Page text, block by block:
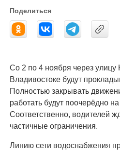
Поделиться
Со 2 по 4 ноября через улицу
Владивостоке будут
Полностью закрывать
работать будут поочерёдно
Соответственно, водителей
частичные ограничения.
Линию сети водоснабжения